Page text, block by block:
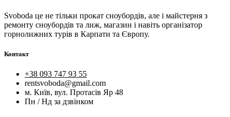
Svoboda це не тільки прокат сноубордів, але і майстерня з
ремонту сноубордів та лиж, магазин і навіть організатор
горнолижних турів в Карпати та Європу.
Контакт
+38 093 747 93 55
rentsvoboda@gmail.com
м. Київ, вул. Протасів Яр 48
Пн / Нд за дзвінком